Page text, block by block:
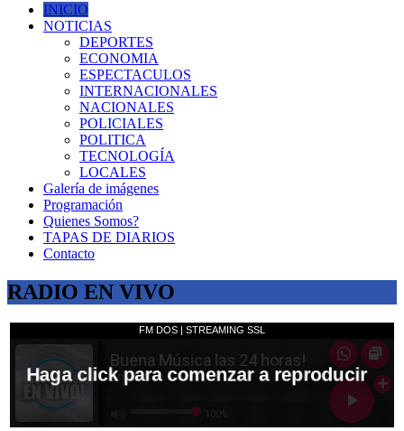
INICIO
NOTICIAS
DEPORTES
ECONOMIA
ESPECTACULOS
INTERNACIONALES
NACIONALES
POLICIALES
POLITICA
TECNOLOGÍA
LOCALES
Galería de imágenes
Programación
Quienes Somos?
TAPAS DE DIARIOS
Contacto
RADIO EN VIVO